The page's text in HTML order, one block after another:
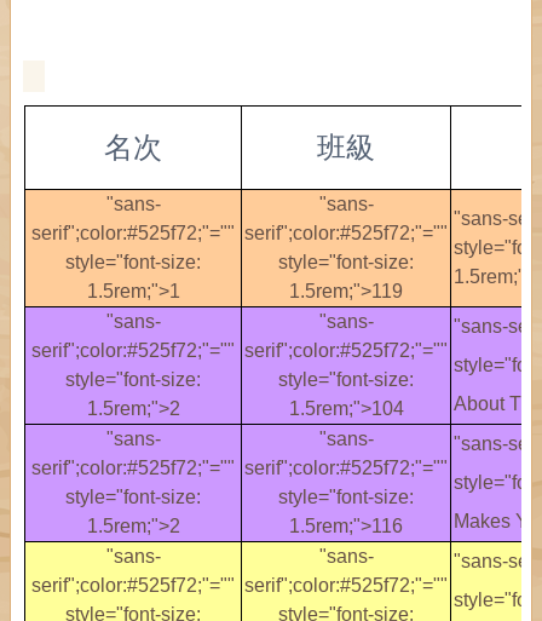
名次 班級
"sans-
serif";color:#525f72;"=""
style="font-size:
1.5rem;">1
"sans-
serif";color:#525f72;"=""
style="font-size:
1.5rem;">119
"sans-
"sans-
serif";color:#525f72;"=""
style="font-size:
1.5rem;">2
"sans-
serif";color:#525f72;"=""
style="font-size:
1.5rem;">104
"sans-
About
"sans-
serif";color:#525f72;"=""
style="font-size:
1.5rem;">2
"sans-
serif";color:#525f72;"=""
style="font-size:
1.5rem;">116
"sans-
Makes
"sans-
serif";color:#525f72;"=""
style="font-size:
"sans-
serif";color:#525f72;"=""
style="font-size:
"sans-